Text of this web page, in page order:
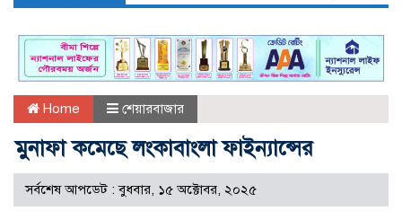
Home শেয়ারবাজার
মুনাফা কমেছে লংকাবাংলা ফাইন্যান্সের
সর্বশেষ আপডেট : বুধবার, ১৫ অক্টোবর, ২০২৫